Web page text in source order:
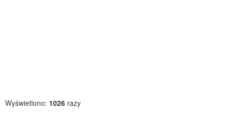
Wyświetlono: 1026 razy